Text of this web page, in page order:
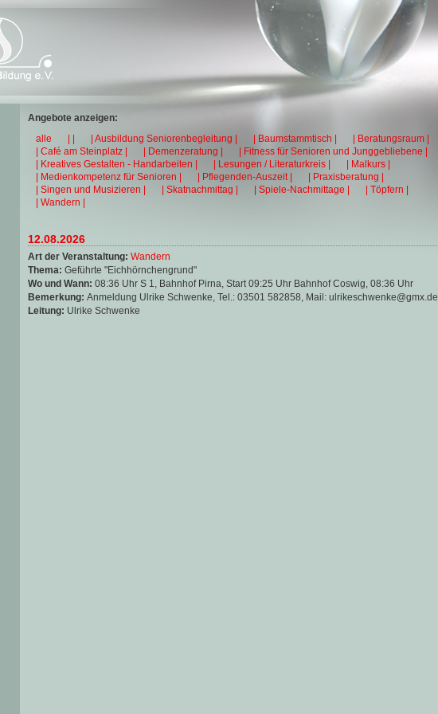
Angebote anzeigen:
alle
| | | Ausbildung Seniorenbegleitung | | Baumstammtisch |
| Beratungsraum |
| Café am Steinplatz |
| Demenzeratung |
| Fitness für Senioren und Junggebliebene |
| Kreatives Gestalten - Handarbeiten |
| Lesungen / Literaturkreis |
| Malkurs |
| Medienkompetenz für Senioren |
| Pflegenden-Auszeit |
| Praxisberatung |
| Singen und Musizieren |
| Skatnachmittag | | Spiele-Nachmittage |
| Töpfern |
| Wandern |
12.08.2026
Art der Veranstaltung: Wandern
Thema: Geführte "Eichhörnchengrund"
Wo und Wann: 08:36 Uhr S 1, Bahnhof Pirna, Start 09:25 Uhr Bahnhof Coswig, 08:36 Uhr
Bemerkung: Anmeldung Ulrike Schwenke, Tel.: 03501 582858, Mail: ulrikeschwenke@gmx.de
Leitung: Ulrike Schwenke